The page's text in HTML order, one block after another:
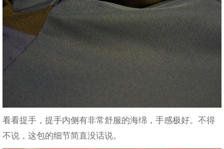
看看提手，提手内侧有非常舒服的海绵，手感极好。不得
不说，这包的细节简直没话说。